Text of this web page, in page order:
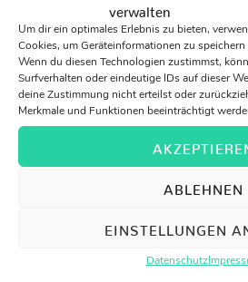
verwalten
Um dir ein optimales Erlebnis zu bieten,
Cookies, um Geräteinformationen zu
Wenn du diesen Technologien zustimmst,
Surfverhalten oder eindeutige IDs auf dieser
deine Zustimmung nicht erteilst oder
Merkmale und Funktionen beeinträchtigt
ABLEHNEN
EINSTELLUNGEN
Datenschutz
Kopierer, Foto-
Filmkameras
Smartphones. Sie
sehr viel am
speziellen